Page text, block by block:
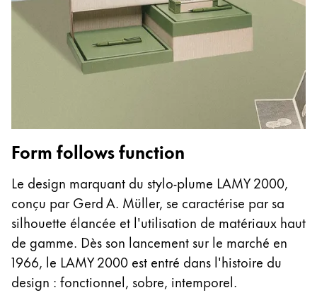
Form follows function
Le design marquant du stylo-plume LAMY 2000,
conçu par Gerd A. Müller, se caractérise par sa
silhouette élancée et l'utilisation de matériaux haut
de gamme. Dès son lancement sur le marché en
1966, le LAMY 2000 est entré dans l'histoire du
design : fonctionnel, sobre, intemporel.